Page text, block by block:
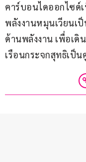
คาร์บอนไดออกไซด์
พลังงานหมุนเวียนเ
ด้านพลังงาน เพื่อเดิ
เรือนกระจกสุทธิเป็